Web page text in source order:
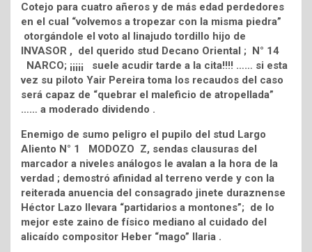
Cotejo para cuatro añeros y de más edad perdedores
en el cual “volvemos a tropezar con la misma piedra”
otorgándole el voto al linajudo tordillo hijo de
INVASOR , del querido stud Decano Oriental ; N° 14
NARCO; ¡¡¡¡¡ suele acudir tarde a la cita!!!! …… si esta
vez su piloto Yair Pereira toma los recaudos del caso
será capaz de “quebrar el maleficio de atropellada”
…… a moderado dividendo .
Enemigo de sumo peligro el pupilo del stud Largo
Aliento N° 1 MODOZO Z, sendas clausuras del
marcador a niveles análogos le avalan a la hora de la
verdad ; demostró afinidad al terreno verde y con la
reiterada anuencia del consagrado jinete duraznense
Héctor Lazo llevara “partidarios a montones”; de lo
mejor este zaino de físico mediano al cuidado del
alicaído compositor Heber “mago” Ilaria .